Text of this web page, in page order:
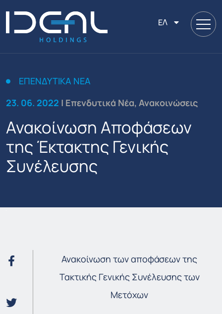
ΕΛ
ΕΠΕΝΔΥΤΙΚΆ ΝΈΑ
23. 06. 2022 | Επενδυτικά Νέα, Ανακοινώσεις
Ανακοίνωση Aποφάσεων
της Έκτακτης Γενικής
Συνέλευσης
Ανακοίνωση των αποφάσεων της
Τακτικής Γενικής Συνέλευσης των
Μετόχων